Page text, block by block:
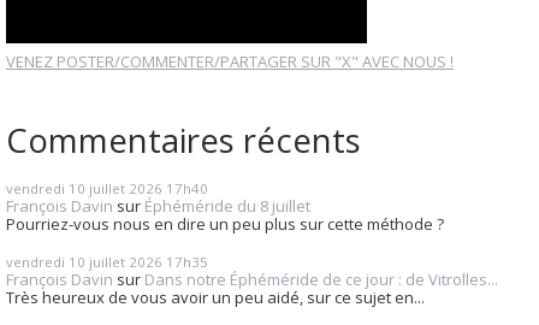
VENEZ POSTER/COMMENTER/PARTAGER SUR "X" AVEC NOUS !
Commentaires récents
vendredi 10 juillet 2026 17h40
François Davin sur Éphéméride du 8 juillet
Pourriez-vous nous en dire un peu plus sur cette méthode ?
vendredi 10 juillet 2026 17h35
François Davin sur Dans notre Éphéméride de ce jour : de Vitrolles...
Très heureux de vous avoir un peu aidé, sur ce sujet en...